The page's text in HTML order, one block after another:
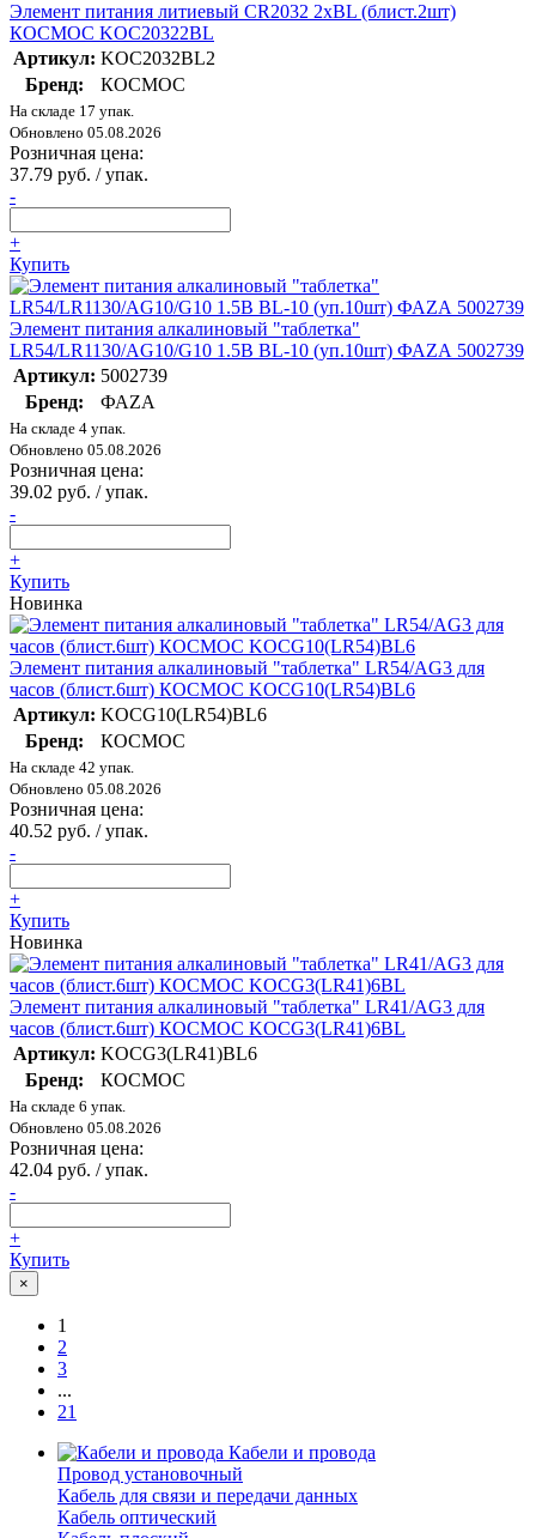
Элемент питания литиевый CR2032 2хBL (блист.2шт)
КОСМОС KOC20322BL
Артикул: KOC2032BL2
Бренд:
КОСМОС
На складе 17 упак.
Обновлено 05.08.2026
Розничная цена:
37.79 руб. / упак.
-
+
Купить
Элемент питания алкалиновый "таблетка"
LR54/LR1130/AG10/G10 1.5В BL-10 (уп.10шт) ФАZА 5002739
Артикул: 5002739
Бренд:
ФАZА
На складе 4 упак.
Обновлено 05.08.2026
Розничная цена:
39.02 руб. / упак.
-
+
Купить
Новинка
Элемент питания алкалиновый "таблетка" LR54/AG3 для
часов (блист.6шт) КОСМОС KOCG10(LR54)BL6
Артикул: KOCG10(LR54)BL6
Бренд:
КОСМОС
На складе 42 упак.
Обновлено 05.08.2026
Розничная цена:
40.52 руб. / упак.
-
+
Купить
Новинка
Элемент питания алкалиновый "таблетка" LR41/AG3 для
часов (блист.6шт) КОСМОС KOCG3(LR41)6BL
Артикул: KOCG3(LR41)BL6
Бренд:
КОСМОС
На складе 6 упак.
Обновлено 05.08.2026
Розничная цена:
42.04 руб. / упак.
-
+
Купить
×
1
2
3
...
21
Кабели и провода
Провод установочный
Кабель для связи и передачи данных
Кабель оптический